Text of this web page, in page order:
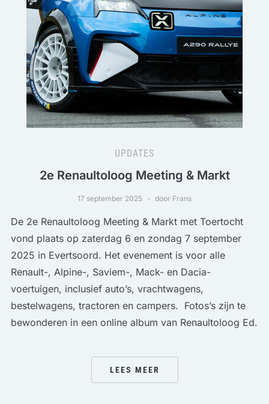
UPDATES
2e Renaultoloog Meeting & Markt
17 september 2025 door Frans
De 2e Renaultoloog Meeting & Markt met Toertocht
vond plaats op zaterdag 6 en zondag 7 september
2025 in Evertsoord. Het evenement is voor alle
Renault-, Alpine-, Saviem-, Mack- en Dacia-
voertuigen, inclusief auto’s, vrachtwagens,
bestelwagens, tractoren en campers. Fotos’s zijn te
bewonderen in een online album van Renaultoloog Ed.
LEES MEER